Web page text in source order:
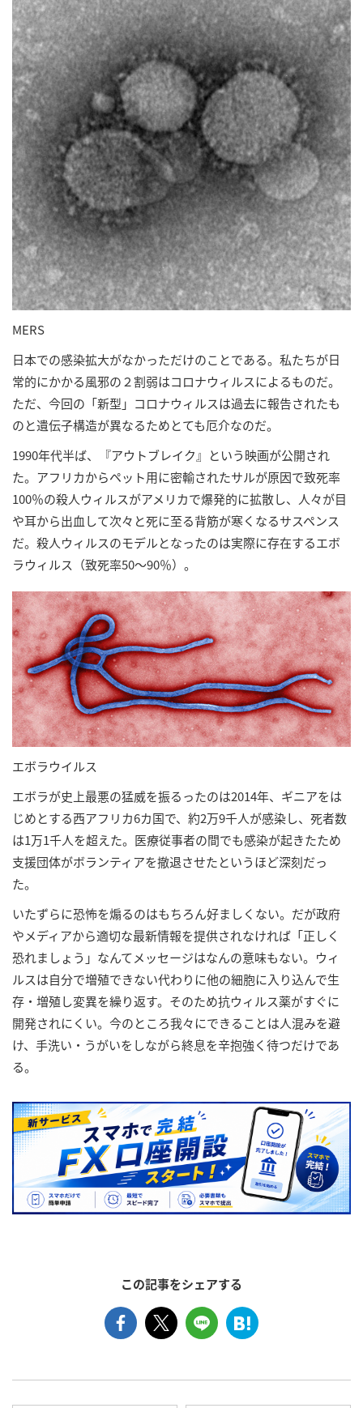
MERS
日本での感染拡大がなかっただけのことである。私たちが日
常的にかかる風邪の２割弱はコロナウィルスによるものだ。
ただ、今回の「新型」コロナウィルスは過去に報告されたも
のと遺伝子構造が異なるためとても厄介なのだ。
1990年代半ば、『アウトブレイク』という映画が公開され
た。アフリカからペット用に密輸されたサルが原因で致死率
100％の殺人ウィルスがアメリカで爆発的に拡散し、人々が目
や耳から出血して次々と死に至る背筋が寒くなるサスペンス
だ。殺人ウィルスのモデルとなったのは実際に存在するエボ
ラウィルス（致死率50～90％）。
エボラウイルス
エボラが史上最悪の猛威を振るったのは2014年、ギニアをは
じめとする西アフリカ6カ国で、約2万9千人が感染し、死者数
は1万1千人を超えた。医療従事者の間でも感染が起きたため
支援団体がボランティアを撤退させたというほど深刻だっ
た。
いたずらに恐怖を煽るのはもちろん好ましくない。だが政府
やメディアから適切な最新情報を提供されなければ「正しく
恐れましょう」なんてメッセージはなんの意味もない。ウィ
ルスは自分で増殖できない代わりに他の細胞に入り込んで生
存・増殖し変異を繰り返す。そのため抗ウィルス薬がすぐに
開発されにくい。今のところ我々にできることは人混みを避
け、手洗い・うがいをしながら終息を辛抱強く待つだけであ
る。
この記事をシェアする